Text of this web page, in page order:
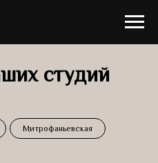
студий
Митрофаньевская